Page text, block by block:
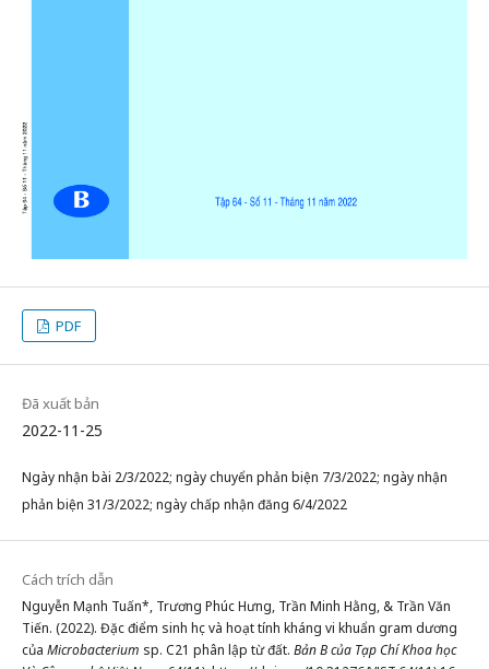
PDF
Đã xuất bản
2022-11-25
Ngày nhận bài 2/3/2022; ngày chuyển phản biện 7/3/2022; ngày nhận
phản biện 31/3/2022; ngày chấp nhận đăng 6/4/2022
Cách trích dẫn
Nguyễn Mạnh Tuấn*, Trương Phúc Hưng, Trần Minh Hằng, & Trần Văn
Tiến. (2022). Đặc điểm sinh học và hoạt tính kháng vi khuẩn gram dương
của Microbacterium sp. C21 phân lập từ đất. Bản B của Tạp Chí Khoa học